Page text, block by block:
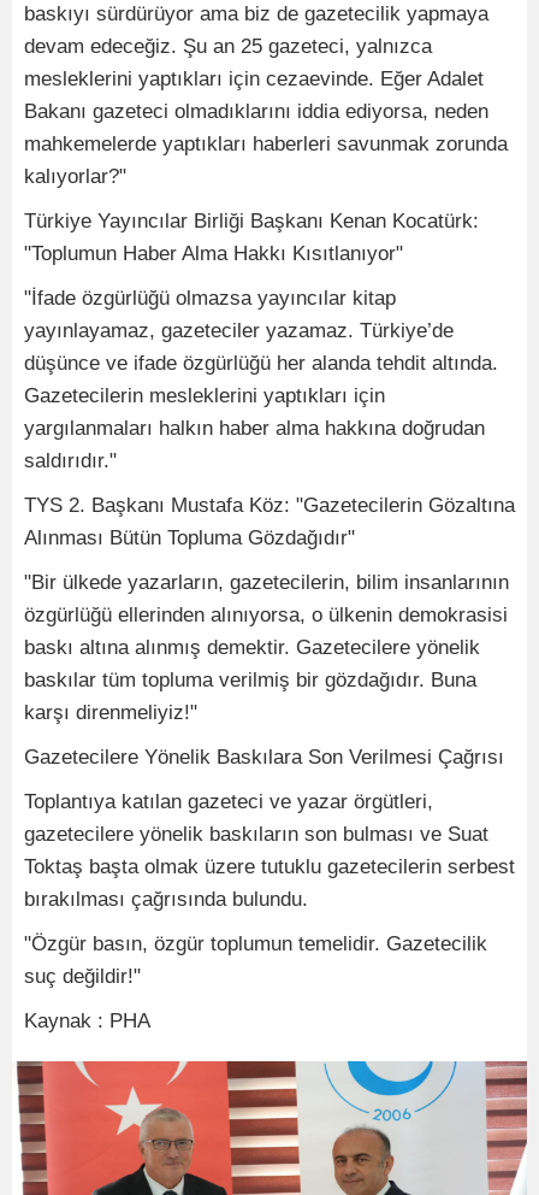
baskıyı sürdürüyor ama biz de gazetecilik yapmaya
devam edeceğiz. Şu an 25 gazeteci, yalnızca
mesleklerini yaptıkları için cezaevinde. Eğer Adalet
Bakanı gazeteci olmadıklarını iddia ediyorsa, neden
mahkemelerde yaptıkları haberleri savunmak zorunda
kalıyorlar?"
Türkiye Yayıncılar Birliği Başkanı Kenan Kocatürk:
"Toplumun Haber Alma Hakkı Kısıtlanıyor"
"İfade özgürlüğü olmazsa yayıncılar kitap
yayınlayamaz, gazeteciler yazamaz. Türkiye’de
düşünce ve ifade özgürlüğü her alanda tehdit altında.
Gazetecilerin mesleklerini yaptıkları için
yargılanmaları halkın haber alma hakkına doğrudan
saldırıdır."
TYS 2. Başkanı Mustafa Köz: "Gazetecilerin Gözaltına
Alınması Bütün Topluma Gözdağıdır"
"Bir ülkede yazarların, gazetecilerin, bilim insanlarının
özgürlüğü ellerinden alınıyorsa, o ülkenin demokrasisi
baskı altına alınmış demektir. Gazetecilere yönelik
baskılar tüm topluma verilmiş bir gözdağıdır. Buna
karşı direnmeliyiz!"
Gazetecilere Yönelik Baskılara Son Verilmesi Çağrısı
Toplantıya katılan gazeteci ve yazar örgütleri,
gazetecilere yönelik baskıların son bulması ve Suat
Toktaş başta olmak üzere tutuklu gazetecilerin serbest
bırakılması çağrısında bulundu.
"Özgür basın, özgür toplumun temelidir. Gazetecilik
suç değildir!"
Kaynak : PHA